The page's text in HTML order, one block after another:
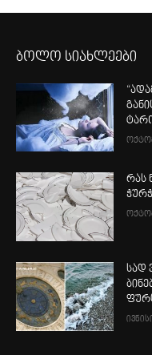
ბოლო სიახლეები
რას
სად